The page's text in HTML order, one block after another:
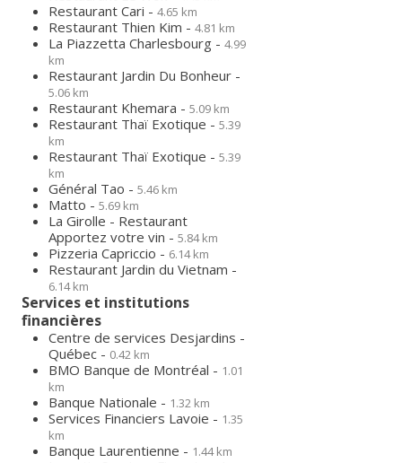
Restaurant Cari - 4.65 km
Restaurant Thien Kim - 4.81 km
La Piazzetta Charlesbourg - 4.99
km
Restaurant Jardin Du Bonheur -
5.06 km
Restaurant Khemara - 5.09 km
Restaurant Thaï Exotique - 5.39
km
Restaurant Thaï Exotique - 5.39
km
Général Tao - 5.46 km
Matto - 5.69 km
La Girolle - Restaurant
Apportez votre vin - 5.84 km
Pizzeria Capriccio - 6.14 km
Restaurant Jardin du Vietnam -
6.14 km
Services et institutions
financières
Centre de services Desjardins -
Québec - 0.42 km
BMO Banque de Montréal - 1.01
km
Banque Nationale - 1.32 km
Services Financiers Lavoie - 1.35
km
Banque Laurentienne - 1.44 km